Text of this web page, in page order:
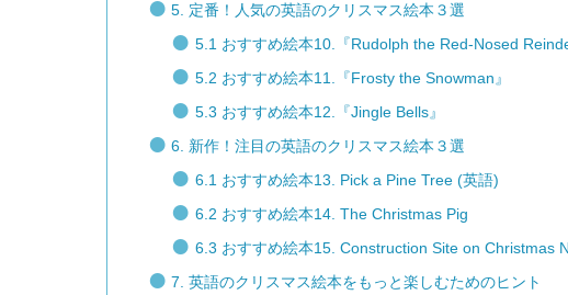
5. 定番！人気の英語のクリスマス絵本３選
5.1 おすすめ絵本10.『Rudolph the Red-Nosed
5.2 おすすめ絵本11.『Frosty the Snowman』
5.3 おすすめ絵本12.『Jingle Bells』
6. 新作！注目の英語のクリスマス絵本３選
6.1 おすすめ絵本13. Pick a Pine Tree (英語)
6.2 おすすめ絵本14. The Christmas Pig
6.3 おすすめ絵本15. Construction Site on Christmas
7. 英語のクリスマス絵本をもっと楽しむためのヒント